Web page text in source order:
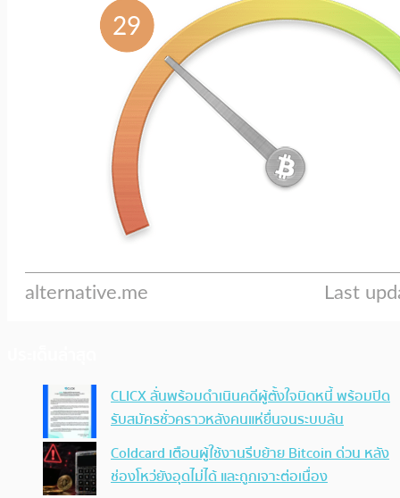
CLICX ลั่นพร้อมดำเนินคดีผู้ตั้งใจบิดหนี้ พร้อมปิด
รับสมัครชั่วคราวหลังคนแห่ยื่นจนระบบล้น
Coldcard เตือนผู้ใช้งานรีบย้าย Bitcoin ด่วน หลัง
ช่องโหว่ยังอุดไม่ได้ และถูกเจาะต่อเนื่อง